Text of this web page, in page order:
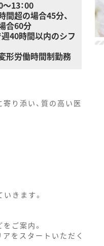
：00
超の場合45分、
合60分
40時間以内のシフ
形労働時間制勤務
り添い、質の高い医
きます。
ご案内。
をスタートいただく